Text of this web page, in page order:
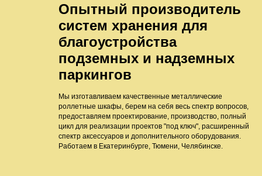
Опытный производитель
систем хранения для
благоустройства
подземных и надземных
паркингов
Мы изготавливаем качественные металлические
роллетные шкафы, берем на себя весь спектр вопросов,
предоставляем проектирование, производство, полный
цикл для реализации проектов "под ключ", расширенный
спектр аксессуаров и дополнительного оборудования.
Работаем в Екатеринбурге, Тюмени, Челябинске.